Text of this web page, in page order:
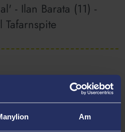
Am
- Ilan Barata (11) -
James (11) -
Nghymru Castell